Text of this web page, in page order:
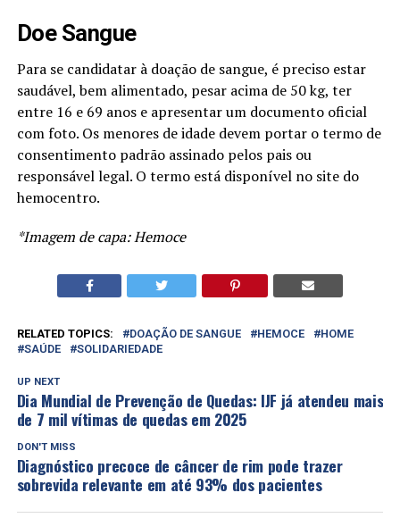
Doe Sangue
Para se candidatar à doação de sangue, é preciso estar
saudável, bem alimentado, pesar acima de 50 kg, ter
entre 16 e 69 anos e apresentar um documento oficial
com foto. Os menores de idade devem portar o termo de
consentimento padrão assinado pelos pais ou
responsável legal. O termo está disponível no site do
hemocentro.
*Imagem de capa: Hemoce
RELATED TOPICS: DOAÇÃO DE SANGUE HEMOCE
HOME
SAÚDE
SOLIDARIEDADE
UP NEXT
Dia Mundial de Prevenção de Quedas: IJF já atendeu mais
de 7 mil vítimas de quedas em 2025
DON'T MISS
Diagnóstico precoce de câncer de rim pode trazer
sobrevida relevante em até 93% dos pacientes